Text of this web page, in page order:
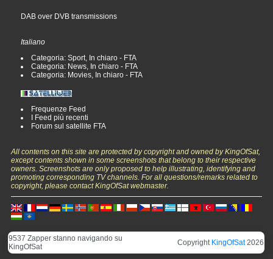
DAB over DVB transmissions
Italiano
Categoria: Sport, In chiaro - FTA
Categoria: News, In chiaro - FTA
Categoria: Movies, In chiaro - FTA
Frequenze Feed
I Feed più recenti
Forum sul satellite FTA
All contents on this site are protected by copyright and owned by KingOfSat,
except contents shown in some screenshots that belong to their respective
owners. Screenshots are only proposed to help illustrating, identifying and
promoting corresponding TV channels. For all questions/remarks related to
copyright, please contact KingOfSat webmaster.
9537 Zapper stanno navigando su
KingOfSat
Copyright KingOfSat2026